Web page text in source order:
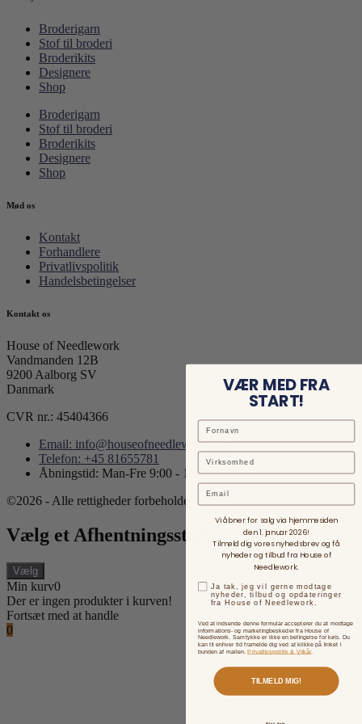
Broderigarn
Stof til broderi
Broderikits
Designere
Shop
Broderigarn
Stof til broderi
Broderikits
Designere
Shop
Mød os
Kontakt
Forhandlere
Privatlivspolitik
Handelsbetingelser
Kontakt os
House of Needlework
Vandmanden 12B
9200 Aalborg SV
Danmark
CVR nr.: 45404366
Email: info@houseofneedlework.com
Telefon: +45 81655781
Åbningstid: Man-Fre 9:00 - 15:00
©2026 - Alle rettigheder forbeholdes.
Vælg et Afhentningssted
Vælg
Min kurv0
Der er ingen produkter i kurven!
Fortsæt med at handle
0
VÆR MED FRA
START!
Email
Vi åbner for salg via hjemmesiden
den 1. januar 2026!
Tilmeld dig vores nyhedsbrev og få
nyheder og tilbud fra House of
Needlework.
Ja tak, jeg vil gerne modtage
nyheder, tilbud og opdateringer
fra House of Needlework.
Ved at indsende denne formular accepterer du at modtage
informations- og marketingbeskeder fra House of
Needlework. Samtykke er ikke en betingelse for køb. Du
kan til enhver tid framelde dig ved at klikke på linket i
bunden af mailen.Privatlivspolitik & Vilkår.
TILMELD MIG!